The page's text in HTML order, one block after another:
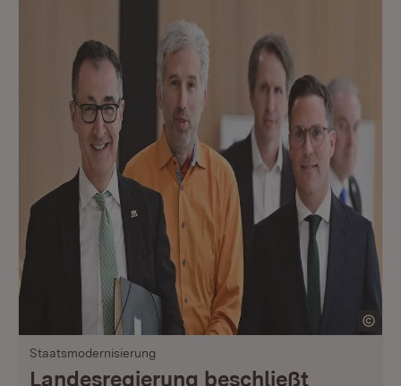
Staatsmodernisierung
Landesregierung beschließt